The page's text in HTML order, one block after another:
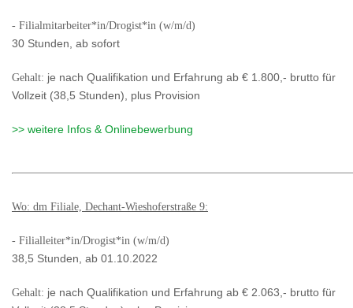
- Filialmitarbeiter*in/Drogist*in (w/m/d)
30 Stunden, ab sofort
Gehalt: je nach Qualifikation und Erfahrung ab € 1.800,- brutto für
Vollzeit (38,5 Stunden), plus Provision
>> weitere Infos & Onlinebewerbung
Wo: dm Filiale, Dechant-Wieshoferstraße 9:
- Filialleiter*in/Drogist*in (w/m/d)
38,5 Stunden, ab 01.10.2022
Gehalt: je nach Qualifikation und Erfahrung ab € 2.063,- brutto für